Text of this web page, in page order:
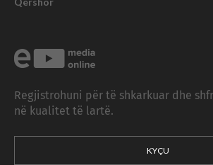
Regjistrohuni për të shkarkuar dhe
në kualitet të lartë.
KYÇU